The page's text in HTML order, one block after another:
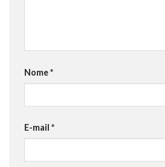
Nome*
E-mail *